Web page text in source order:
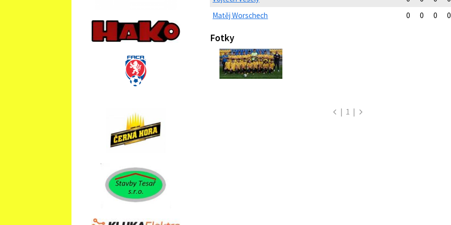
Matěj Worschech
0 0 0 0
Fotky
| 1 |